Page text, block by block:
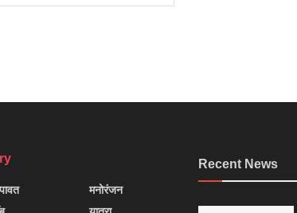
मनोरंजन
Recent News